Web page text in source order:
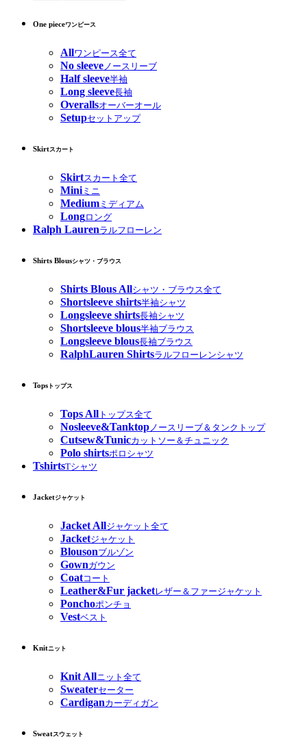
One pieceワンピース
Allワンピース全て
No sleeveノースリーブ
Half sleeve半袖
Long sleeve長袖
Overallsオーバーオール
Setupセットアップ
Skirtスカート
Skirtスカート全て
Miniミニ
Medium ミディアム
Longロング
Ralph Laurenラルフローレン
Shirts Blousシャツ・ブラウス
Shirts Blous Allシャツ・ブラウス全て
Shortsleeve shirts半袖シャツ
Longsleeve shirts長袖シャツ
Shortsleeve blous半袖ブラウス
Longsleeve blous長袖ブラウス
RalphLauren Shirtsラルフローレンシャツ
Tops トップス
Tops All トップス全て
Nosleeve&Tanktop ノースリーブ＆タンクトップ
Cutsew&Tunicカットソー＆チュニック
Polo shirtsポロシャツ
TshirtsTシャツ
Jacketジャケット
Jacket Allジャケット全て
Jacketジャケット
Blousonブルゾン
Gownガウン
Coatコート
Leather&Fur jacketレザー＆ファージャケット
Ponchoポンチョ
Vestベスト
Knitニット
Knit Allニット全て
Sweaterセーター
Cardiganカーディガン
Sweatスウェット